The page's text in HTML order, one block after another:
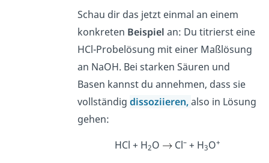
Schau dir das jetzt einmal an einem
konkreten Beispiel an: Du titrierst eine
HCl-Probelösung mit einer Maßlösung
an NaOH. Bei starken Säuren und
Basen kannst du annehmen, dass sie
vollständigdissoziieren,also in Lösung
gehen:
HCl + H2O Cl–+ H3O+